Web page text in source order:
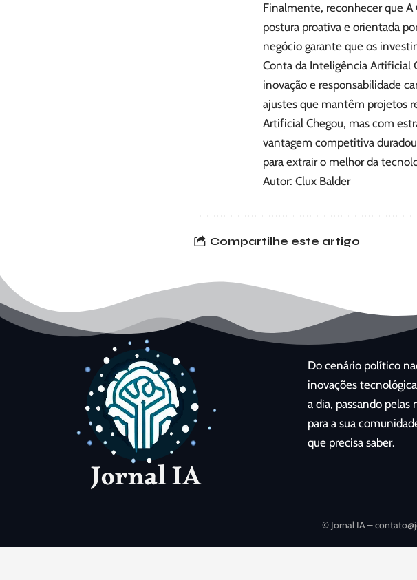
Finalmente, reconhecer que
postura proativa e orientada
negócio garante que os
Conta da Inteligência Artificial
inovação e responsabilidade
ajustes que mantêm projetos
Artificial Chegou, mas com
vantagem competitiva
para extrair o melhor da
Autor: Clux Balder
Compartilhe este artigo
Do cenário político
inovações
a dia, passando
para a sua
que precisa saber.
© Jornal IA –